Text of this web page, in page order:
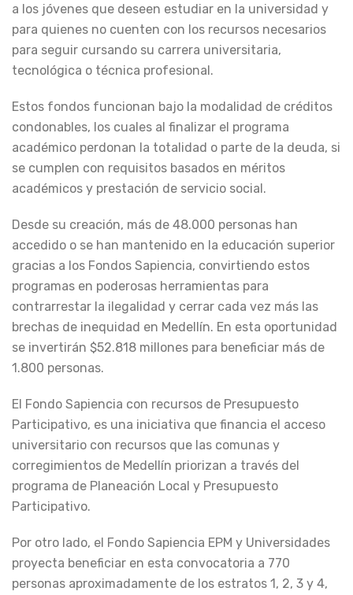
a los jóvenes que deseen estudiar en la universidad y
para quienes no cuenten con los recursos necesarios
para seguir cursando su carrera universitaria,
tecnológica o técnica profesional.
Estos fondos funcionan bajo la modalidad de créditos
condonables, los cuales al finalizar el programa
académico perdonan la totalidad o parte de la deuda, si
se cumplen con requisitos basados en méritos
académicos y prestación de servicio social.
Desde su creación, más de 48.000 personas han
accedido o se han mantenido en la educación superior
gracias a los Fondos Sapiencia, convirtiendo estos
programas en poderosas herramientas para
contrarrestar la ilegalidad y cerrar cada vez más las
brechas de inequidad en Medellín. En esta oportunidad
se invertirán $52.818 millones para beneficiar más de
1.800 personas.
El Fondo Sapiencia con recursos de Presupuesto
Participativo, es una iniciativa que financia el acceso
universitario con recursos que las comunas y
corregimientos de Medellín priorizan a través del
programa de Planeación Local y Presupuesto
Participativo.
Por otro lado, el Fondo Sapiencia EPM y Universidades
proyecta beneficiar en esta convocatoria a 770
personas aproximadamente de los estratos 1, 2, 3 y 4,